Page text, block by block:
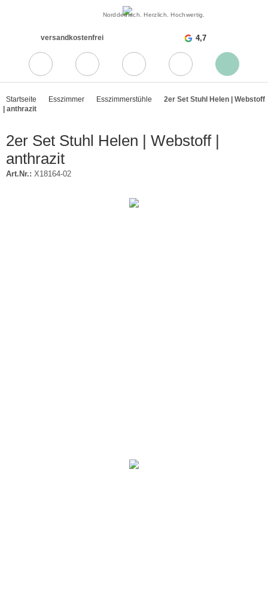
Norddeutsch. Herzlich. Hochwertig.
versandkostenfrei 4,7
Startseite Esszimmer Esszimmerstühle
2er Set Stuhl Helen | Webstoff
| anthrazit
2er Set Stuhl Helen | Webstoff |
anthrazit
Art.Nr.: X18164-02